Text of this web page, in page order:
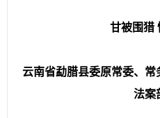
甘被围猎
云南省勐腊县委原常委、
法案